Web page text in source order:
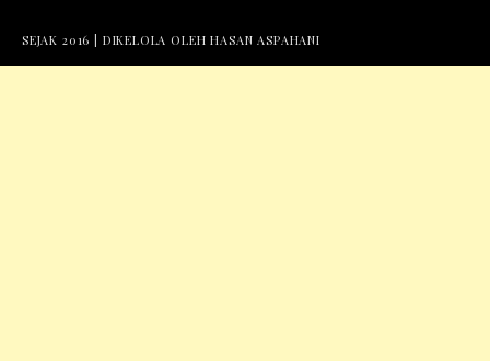
SEJAK 2016 | DIKELOLA OLEH HASAN ASPAHANI